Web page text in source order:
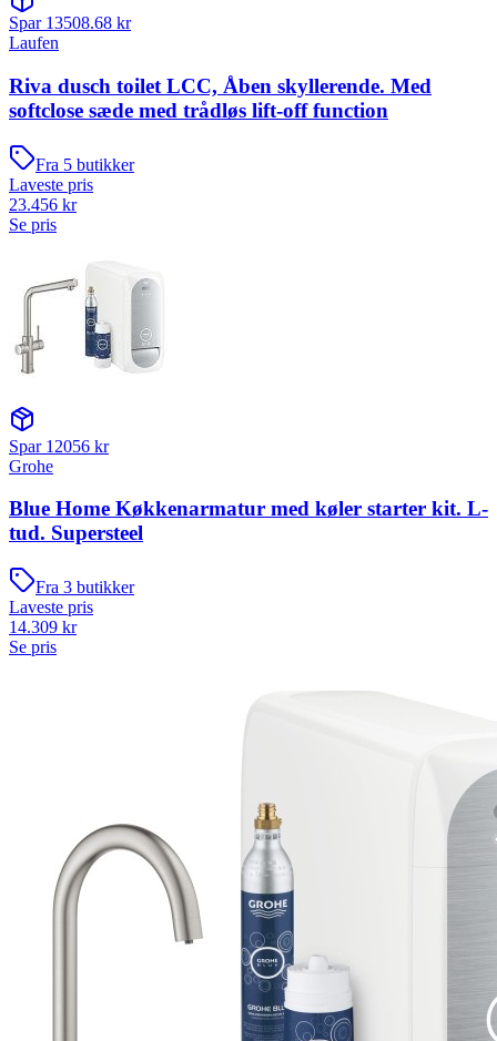
Spar 13508.68 kr
Laufen
Riva dusch toilet LCC, Åben skyllerende. Med
softclose sæde med trådløs lift-off function
Fra 5 butikker
Laveste pris
23.456 kr
Se pris
Spar 12056 kr
Grohe
Blue Home Køkkenarmatur med køler starter kit. L-
tud. Supersteel
Fra 3 butikker
Laveste pris
14.309 kr
Se pris